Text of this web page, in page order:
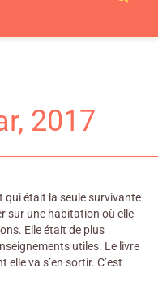
2017
qui était la seule survivante
sur une habitation où elle
Elle était de plus
utiles. Le livre
va s’en sortir. C’est